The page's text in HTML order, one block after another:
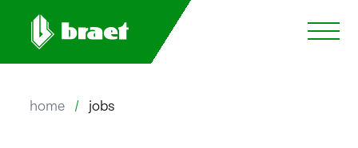
home / jobs